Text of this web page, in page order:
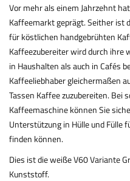
Vor mehr als einem Jahrzehnt
Kaffeemarkt geprägt. Seither ist
für köstlichen handgebrühten
Kaffeezubereiter wird durch ihre
in Haushalten als auch in Cafés
Kaffeeliebhaber gleichermaßen
Tassen Kaffee zuzubereiten. Bei
Kaffeemaschine können Sie
Unterstützung in Hülle und Fülle
finden können.
Dies ist die weiße V60 Variante
Kunststoff.